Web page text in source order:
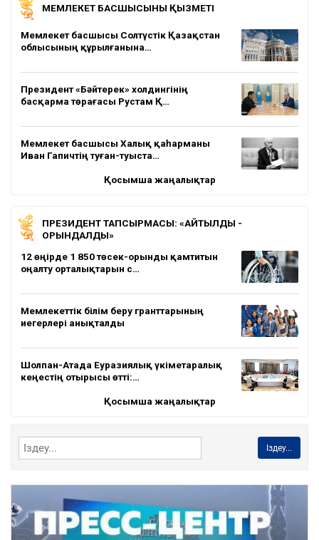
МЕМЛЕКЕТ БАСШЫСЫНЫҢ ҚЫЗМЕТІ
Мемлекет басшысы Солтүстік Қазақстан
облысының құрылғанына…
Президент «Бәйтерек» холдингінің
басқарма төрағасы Рустам Қ…
Мемлекет басшысы Халық қаһарманы
Иван Гапичтің туған-туыста…
Қосымша жаңалықтар
ПРЕЗИДЕНТ ТАПСЫРМАСЫ: «АЙТЫЛДЫ -
ОРЫНДАЛДЫ»
12 өңірде 1 850 төсек-орынды қамтитын
оңалту орталықтарын с…
Мемлекеттік білім беру гранттарының
иегерлері анықталды
Шолпан-Атада Еуразиялық үкіметаралық
кеңестің отырысы өтті:…
Қосымша жаңалықтар
Іздеу...